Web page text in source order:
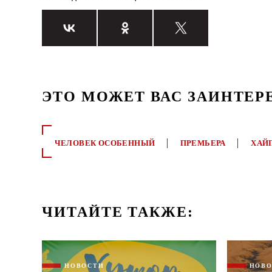
ЭТО МОЖЕТ ВАС
ЧЕЛОВЕК ОСОБЕННЫЙ ПРЕМЬЕРА
ЧИТАЙТЕ ТАКЖЕ:
НОВОСТИ